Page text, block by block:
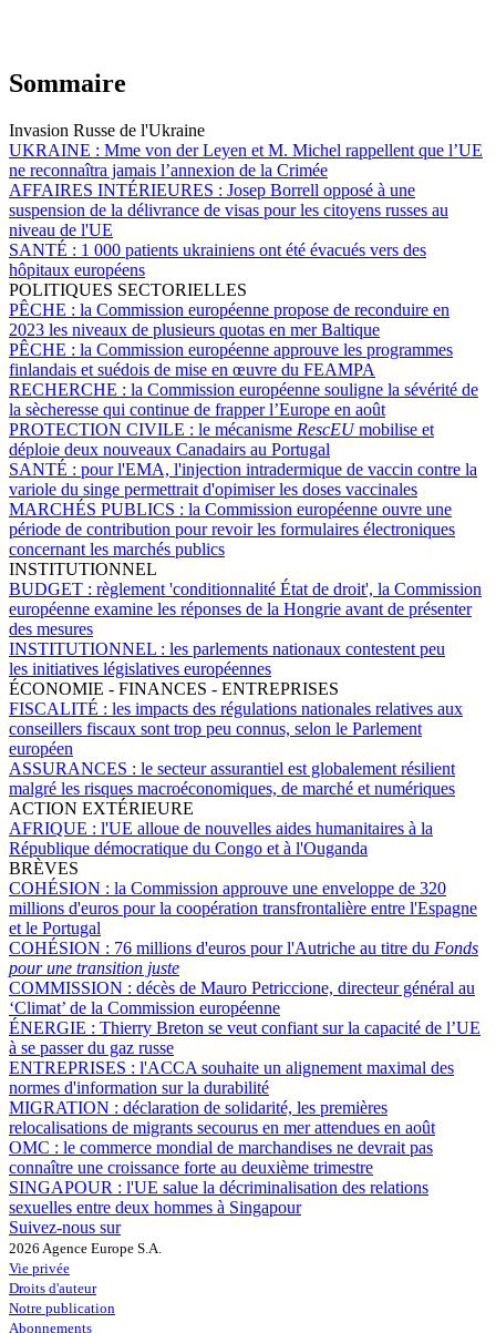
Sommaire
Invasion Russe de l'Ukraine
UKRAINE : Mme von der Leyen et M. Michel rappellent que l’UE
ne reconnaîtra jamais l’annexion de la Crimée
AFFAIRES INTÉRIEURES : Josep Borrell opposé à une
suspension de la délivrance de visas pour les citoyens russes au
niveau de l'UE
SANTÉ : 1 000 patients ukrainiens ont été évacués vers des
hôpitaux européens
POLITIQUES SECTORIELLES
PÊCHE : la Commission européenne propose de reconduire en
2023 les niveaux de plusieurs quotas en mer Baltique
PÊCHE : la Commission européenne approuve les programmes
finlandais et suédois de mise en œuvre du FEAMPA
RECHERCHE : la Commission européenne souligne la sévérité de
la sècheresse qui continue de frapper l’Europe en août
PROTECTION CIVILE : le mécanisme RescEUmobilise et
déploie deux nouveaux Canadairs au Portugal
SANTÉ : pour l'EMA, l'injection intradermique de vaccin contre la
variole du singe permettrait d'opimiser les doses vaccinales
MARCHÉS PUBLICS : la Commission européenne ouvre une
période de contribution pour revoir les formulaires électroniques
concernant les marchés publics
INSTITUTIONNEL
BUDGET : règlement 'conditionnalité État de droit', la Commission
européenne examine les réponses de la Hongrie avant de présenter
des mesures
INSTITUTIONNEL : les parlements nationaux contestent peu
les initiatives législatives européennes
ÉCONOMIE - FINANCES - ENTREPRISES
FISCALITÉ : les impacts des régulations nationales relatives aux
conseillers fiscaux sont trop peu connus, selon le Parlement
européen
ASSURANCES : le secteur assurantiel est globalement résilient
malgré les risques macroéconomiques, de marché et numériques
ACTION EXTÉRIEURE
AFRIQUE : l'UE alloue de nouvelles aides humanitaires à la
République démocratique du Congo et à l'Ouganda
BRÈVES
COHÉSION : la Commission approuve une enveloppe de 320
millions d'euros pour la coopération transfrontalière entre l'Espagne
et le Portugal
COHÉSION : 76 millions d'euros pour l'Autriche au titre du Fonds
pour une transition juste
COMMISSION : décès de Mauro Petriccione, directeur général au
‘Climat’ de la Commission européenne
ÉNERGIE : Thierry Breton se veut confiant sur la capacité de l’UE
à se passer du gaz russe
ENTREPRISES : l'ACCA souhaite un alignement maximal des
normes d'information sur la durabilité
MIGRATION : déclaration de solidarité, les premières
relocalisations de migrants secourus en mer attendues en août
OMC : le commerce mondial de marchandises ne devrait pas
connaître une croissance forte au deuxième trimestre
SINGAPOUR : l'UE salue la décriminalisation des relations
sexuelles entre deux hommes à Singapour
Suivez-nous sur
2026 Agence Europe S.A.
Vie privée
Droits d'auteur
Notre publication
Abonnements